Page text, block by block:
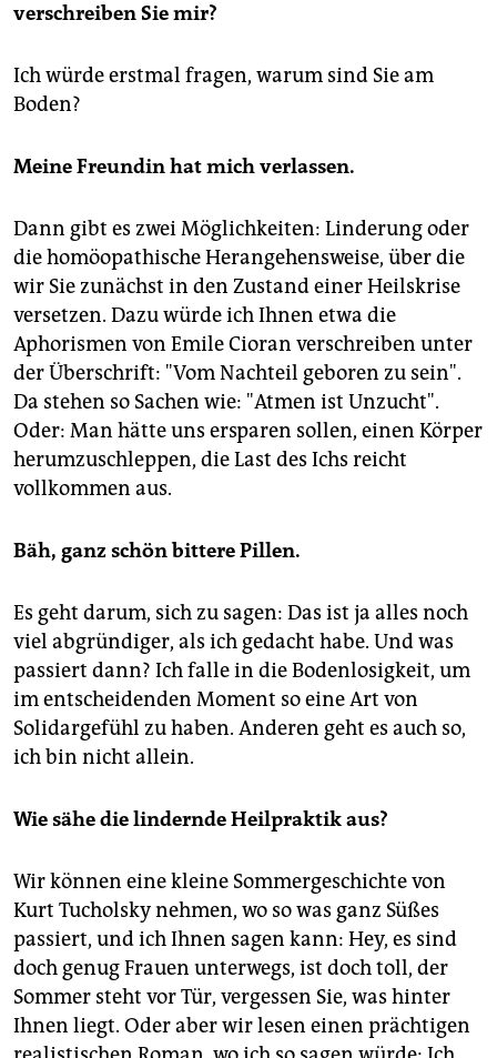
verschreiben Sie mir?
Ich würde erstmal fragen, warum sind Sie am
Boden?
Meine Freundin hat mich verlassen.
Dann gibt es zwei Möglichkeiten: Linderung oder
die homöopathische Herangehensweise, über die
wir Sie zunächst in den Zustand einer Heilskrise
versetzen. Dazu würde ich Ihnen etwa die
Aphorismen von Emile Cioran verschreiben unter
der Überschrift: "Vom Nachteil geboren zu sein".
Da stehen so Sachen wie: "Atmen ist Unzucht".
Oder: Man hätte uns ersparen sollen, einen Körper
herumzuschleppen, die Last des Ichs reicht
vollkommen aus.
Bäh, ganz schön bittere Pillen.
Es geht darum, sich zu sagen: Das ist ja alles noch
viel abgründiger, als ich gedacht habe. Und was
passiert dann? Ich falle in die Bodenlosigkeit, um
im entscheidenden Moment so eine Art von
Solidargefühl zu haben. Anderen geht es auch so,
ich bin nicht allein.
Wie sähe die lindernde Heilpraktik aus?
Wir können eine kleine Sommergeschichte von
Kurt Tucholsky nehmen, wo so was ganz Süßes
passiert, und ich Ihnen sagen kann: Hey, es sind
doch genug Frauen unterwegs, ist doch toll, der
Sommer steht vor Tür, vergessen Sie, was hinter
Ihnen liegt. Oder aber wir lesen einen prächtigen